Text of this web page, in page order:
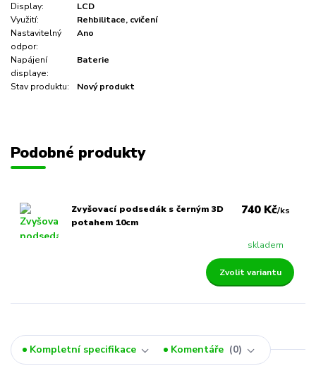
Display:
LCD
Využití:
Rehbilitace, cvičení
Nastavitelný
odpor:
Ano
Napájení
displaye:
Baterie
Stav produktu: Nový produkt
Podobné produkty
Zvyšovací podsedák s černým 3D
potahem 10cm
740 Kč/ks
skladem
Zvolit variantu
Kompletní specifikace Komentáře 0